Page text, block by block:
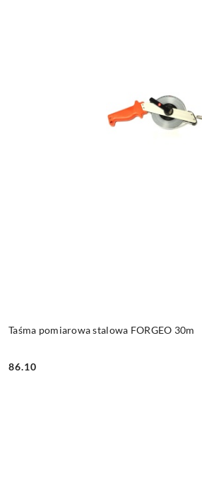
Taśma pomiarowa stalowa FORGEO 30m
Cena:
86.10